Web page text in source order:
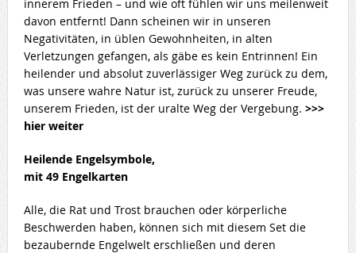
innerem Frieden – und wie oft fühlen wir uns meilenweit
davon entfernt! Dann scheinen wir in unseren
Negativitäten, in üblen Gewohnheiten, in alten
Verletzungen gefangen, als gäbe es kein Entrinnen! Ein
heilender und absolut zuverlässiger Weg zurück zu dem,
was unsere wahre Natur ist, zurück zu unserer Freude,
unserem Frieden, ist der uralte Weg der Vergebung. >>>
hier weiter
Heilende Engelsymbole,
mit 49 Engelkarten
Alle, die Rat und Trost brauchen oder körperliche
Beschwerden haben, können sich mit diesem Set die
bezaubernde Engelwelt erschließen und deren